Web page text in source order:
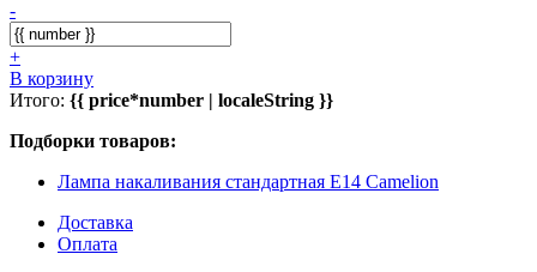
-
+
В корзину
Итого: {{ price*number | localeString }}
Подборки товаров:
Лампа накаливания стандартная E14 Camelion
Доставка
Оплата